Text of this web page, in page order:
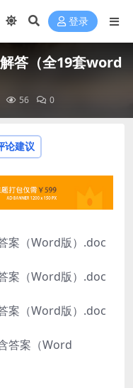
登录
答（全19套word
56 0
论建议
案（Word版）.doc
案（Word版）.doc
案（Word版）.doc
答案（Word